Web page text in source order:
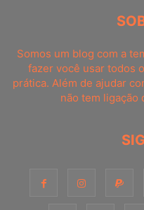
Somos um blog com a
fazer você usar todos
prática. Além de ajudar
não tem ligação